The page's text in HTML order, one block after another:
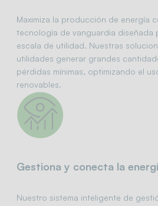
Maximiza la producción de energía
tecnología de vanguardia diseñada
escala de utilidad. Nuestras
utilidades generar grandes
pérdidas mínimas, optimizando el
renovables.
Gestiona y conecta la
Nuestro sistema inteligente de